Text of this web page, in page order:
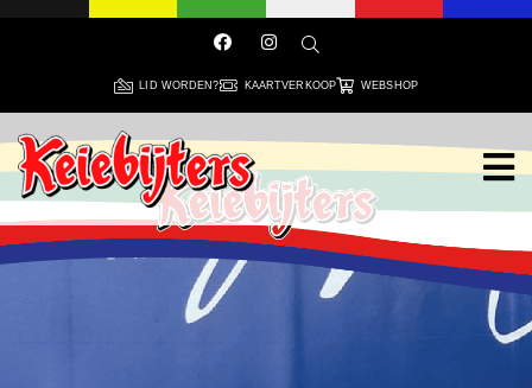
LID WORDEN? KAARTVERKOOP WEBSHOP